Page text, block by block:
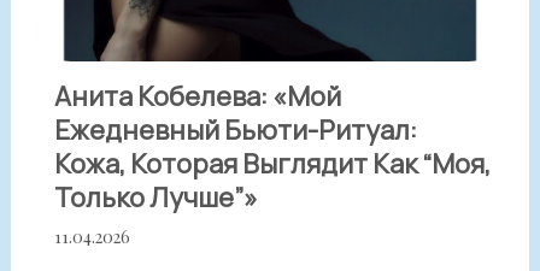
Анита Кобелева: «Мой
Ежедневный Бьюти-Ритуал:
Кожа, Которая Выглядит Как “моя,
Только Лучше”»
11.04.2026